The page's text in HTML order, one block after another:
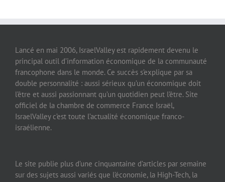
principal outil d’information économique de la communauté
francophone dans le monde. Ce succès s’explique par sa
double personnalité : aussi sérieux qu’un économique doit
l’être et aussi passionnant qu’un quotidien peut l’être. Site
officiel de la chambre de commerce France Israël,
IsraelValley c’est toute l’actualité économique franco-
israélienne.
sur des sujets aussi variés que l’économie, la High-Tech, la
finance, l’industrie, les sciences, la santé, l’éducation,